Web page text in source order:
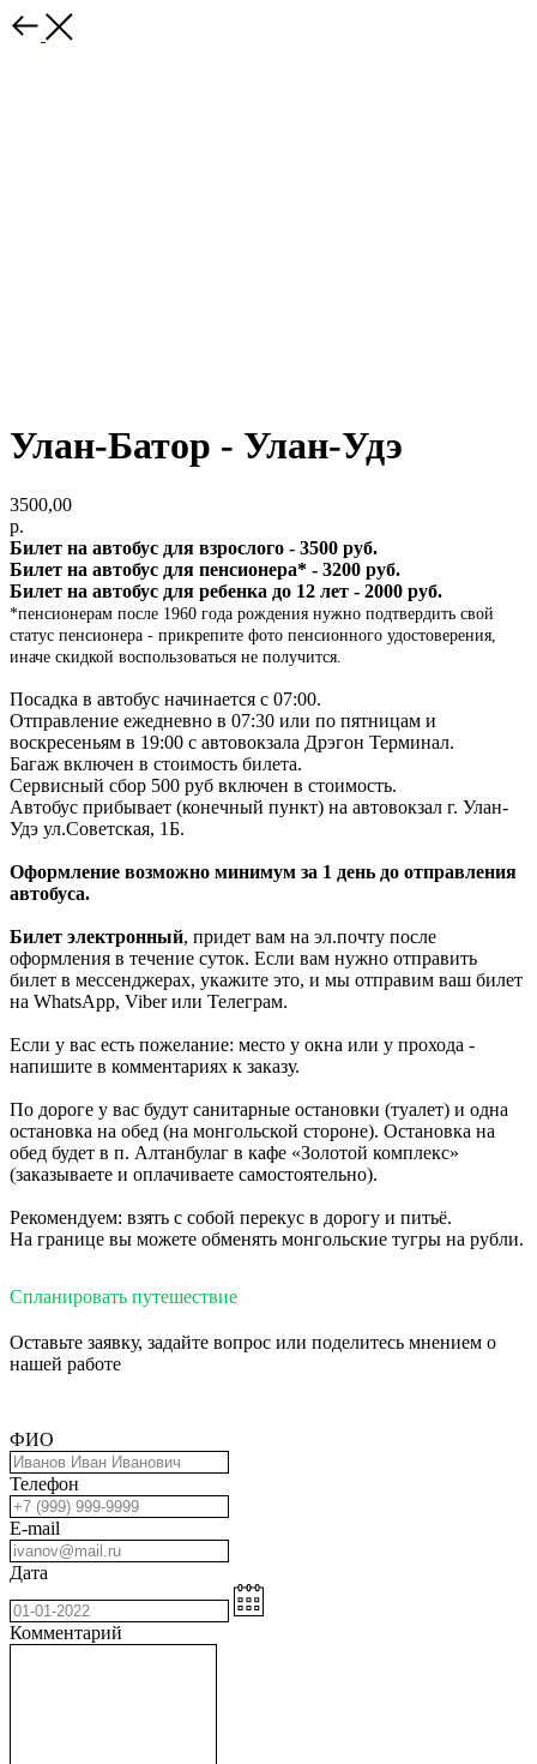
Улан-Батор - Улан-Удэ
3500,00
р.
Билет на автобус для взрослого - 3500 руб.
Билет на автобус для пенсионера* - 3200 руб.
Билет на автобус для ребенка до 12 лет - 2000 руб.
*пенсионерам после 1960 года рождения нужно подтвердить свой
статус пенсионера - прикрепите фото пенсионного удостоверения,
иначе скидкой воспользоваться не получится.
Посадка в автобус начинается с 07:00.
Отправление ежедневно в 07:30 или по пятницам и
воскресеньям в 19:00 с автовокзала Дрэгон Терминал.
Багаж включен в стоимость билета.
Сервисный сбор 500 руб включен в стоимость.
Автобус прибывает (конечный пункт) на автовокзал г. Улан-
Удэ ул.Советская, 1Б.
Оформление возможно минимум за 1 день до отправления
автобуса.
Билет электронный, придет вам на эл.почту после
оформления в течение суток. Если вам нужно отправить
билет в мессенджерах, укажите это, и мы отправим ваш билет
на WhatsApp, Viber или Телеграм.
Если у вас есть пожелание: место у окна или у прохода -
напишите в комментариях к заказу.
По дороге у вас будут санитарные остановки (туалет) и одна
остановка на обед (на монгольской стороне). Остановка на
обед будет в п. Алтанбулаг в кафе «Золотой комплекс»
(заказываете и оплачиваете самостоятельно).
Рекомендуем: взять с собой перекус в дорогу и питьё.
На границе вы можете обменять монгольские тугры на рубли.
Спланировать путешествие
Оставьте заявку, задайте вопрос или поделитесь мнением о
нашей работе
ФИО
Телефон
E-mail
Дата
Комментарий